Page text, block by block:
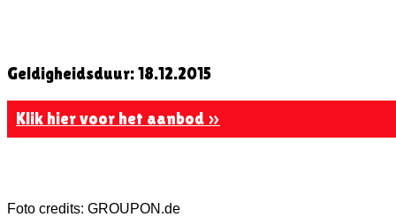
Geldigheidsduur: 18.12.2015
Klik hier voor het aanbod »
Foto credits: GROUPON.de